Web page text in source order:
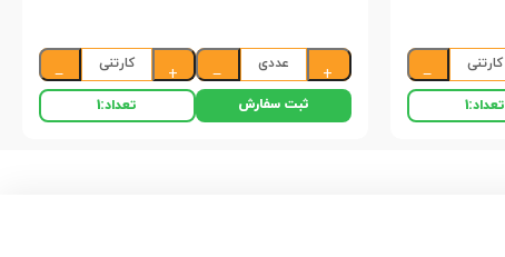
کارتنی
−
تعداد:1
+
عددی
−
+
کارتنی
−
ثبت سفارش تعداد:1